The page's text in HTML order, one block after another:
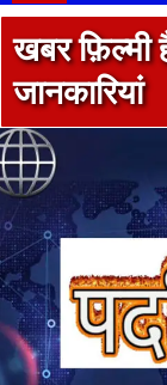
खबर
जानकारियां